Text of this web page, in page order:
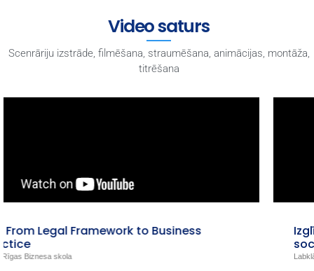
Video saturs
Scenrāriju izstrāde, filmēšana, straumēšana, animācijas, montāža,
titrēšana
Izglītojošie video izpratnes veicināšanai par
Labklājības ministrija